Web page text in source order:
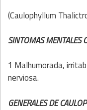
(Caulophyllum
SINTOMAS MENTALES
1 Malhumorada,
nerviosa.
GENERALES DE